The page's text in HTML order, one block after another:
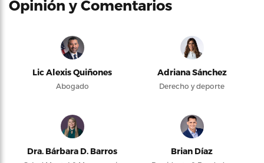
Opinión y Comentarios
Lic Alexis Quiñones
Abogado
Adriana Sánchez
Derecho y deporte
Dra. Bárbara D. Barros Brian Díaz